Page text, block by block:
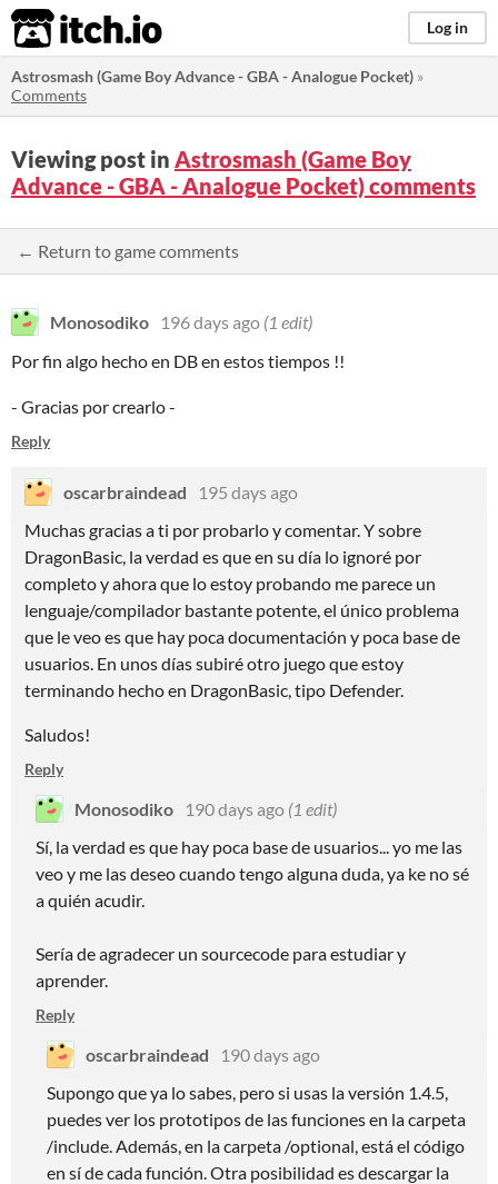
itch.io Log in
Astrosmash (Game Boy Advance - GBA - Analogue Pocket) »
Comments
Viewing post in Astrosmash (Game Boy
Advance - GBA - Analogue Pocket) comments
← Return to game comments
Monosodiko 196 days ago (1 edit)
Por fin algo hecho en DB en estos tiempos !!
- Gracias por crearlo -
Reply
oscarbraindead
195 days ago
Muchas gracias a ti por probarlo y comentar. Y sobre
DragonBasic, la verdad es que en su día lo ignoré por
completo y ahora que lo estoy probando me parece un
lenguaje/compilador bastante potente, el único problema
que le veo es que hay poca documentación y poca base de
usuarios. En unos días subiré otro juego que estoy
terminando hecho en DragonBasic, tipo Defender.
Saludos!
Reply
Monosodiko 190 days ago (1 edit)
Sí, la verdad es que hay poca base de usuarios... yo me las
veo y me las deseo cuando tengo alguna duda, ya ke no sé
a quién acudir.
Sería de agradecer un sourcecode para estudiar y
aprender.
Reply
oscarbraindead
190 days ago
Supongo que ya lo sabes, pero si usas la versión 1.4.5,
puedes ver los prototipos de las funciones en la carpeta
/include. Además, en la carpeta /optional, está el código
en sí de cada función. Otra posibilidad es descargar la